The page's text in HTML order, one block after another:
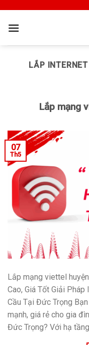
LẮP
Lắp mạng
07
Th5
Lắp mạng viettel
Cao, Giá Tốt Giải
Cầu Tại Đức Trọng
mạnh, giá rẻ cho gia
Đức Trọng? Với hạ